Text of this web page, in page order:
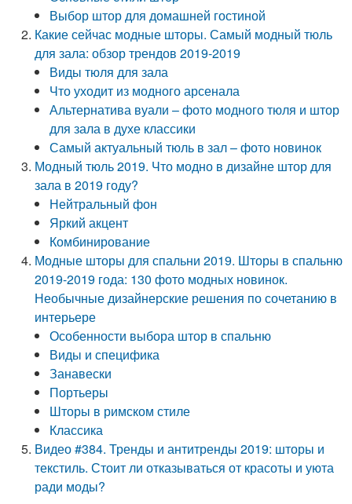
Выбор штор для домашней гостиной
Какие сейчас модные шторы. Самый модный тюль
для зала: обзор трендов 2019-2019
Виды тюля для зала
Что уходит из модного арсенала
Альтернатива вуали – фото модного тюля и штор
для зала в духе классики
Самый актуальный тюль в зал – фото новинок
Модный тюль 2019. Что модно в дизайне штор для
зала в 2019 году?
Нейтральный фон
Яркий акцент
Комбинирование
Модные шторы для спальни 2019. Шторы в спальню
2019-2019 года: 130 фото модных новинок.
Необычные дизайнерские решения по сочетанию в
интерьере
Особенности выбора штор в спальню
Виды и специфика
Занавески
Портьеры
Шторы в римском стиле
Классика
Видео #384. Тренды и антитренды 2019: шторы и
текстиль. Стоит ли отказываться от красоты и уюта
ради моды?